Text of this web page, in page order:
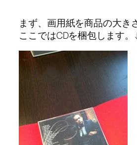
まず、画用紙を商品の大き
ここではCDを梱包します。